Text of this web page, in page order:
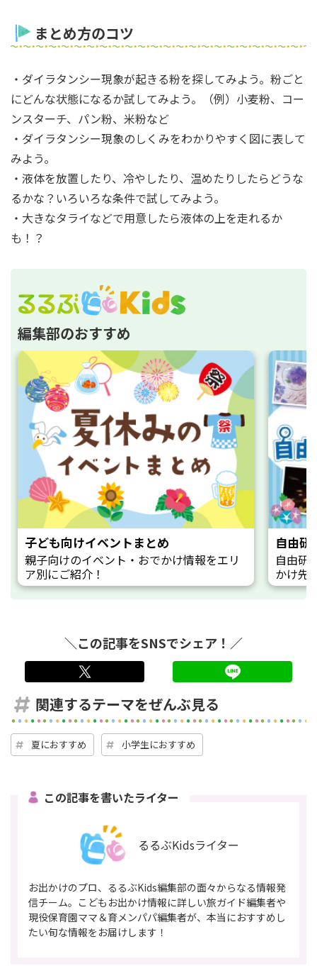
まとめ方のコツ
・ダイラタンシー現象が起きる粉を探してみよう。粉ごと
にどんな状態になるか試してみよう。（例）小麦粉、コー
ンスターチ、パン粉、米粉など
・ダイラタンシー現象のしくみをわかりやすく図に表して
みよう。
・液体を放置したり、冷やしたり、温めたりしたらどうな
るかな？いろいろな条件で試してみよう。
・大きなタライなどで用意したら液体の上を走れるか
も！？
編集部のおすすめ
子ども向けイベントまとめ
親子向けのイベント・おでかけ情報をエリ
ア別にご紹介！
自由研
自由研
かけ先
＼この記事をSNSでシェア！／
関連するテーマをぜんぶ見る
夏におすすめ 小学生におすすめ
この記事を書いたライター
るるぶKidsライター
お出かけのプロ、るるぶKids編集部の面々からなる情報発
信チーム。こどもお出かけ情報に詳しい旅ガイド編集者や
現役保育園ママ＆育メンパパ編集者が、本当におすすめし
たい旬な情報をお届けします！